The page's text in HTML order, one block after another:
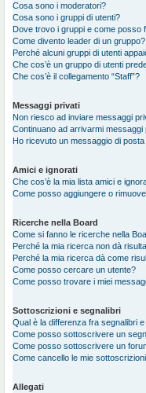
Cosa sono i moderatori?
Cosa sono i gruppi di utenti?
Dove trovo i gruppi e come posso
Come divento leader di un gruppo?
Perché alcuni gruppi di utenti
Che cos’è un gruppo di utenti
Che cos’è il collegamento “Staff”?
Messaggi privati
Non riesco ad inviare messaggi
Continuano ad arrivarmi messaggi
Ho ricevuto un messaggio di
Amici e ignorati
Che cos’è la mia lista amici e
Come posso aggiungere o
Ricerche nella Board
Come si fanno le ricerche nella
Perché la mia ricerca non dà
Perché la mia ricerca dà come
Come posso cercare un utente?
Come posso trovare i miei
Sottoscrizioni e segnalibri
Qual è la differenza fra segnalibri
Come posso sottoscrivere un
Come posso sottoscrivere un
Come cancello le mie
Allegati